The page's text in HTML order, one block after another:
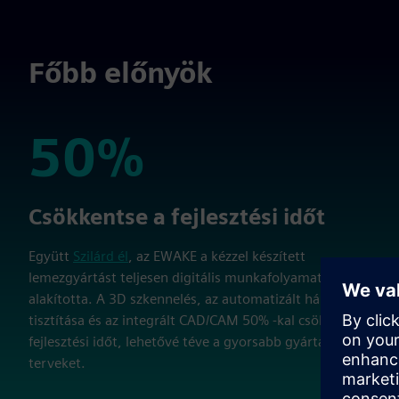
Főbb előnyök
50%
50%
Csökkentse a fejlesztési időt
Együtt Szilárd él , az EWAKE a kézzel készített
lemezgyártást teljesen digitális munkafolyamatmá
alakította. A 3D szkennelés, az automatizált háló
tisztítása és az integrált CAD/CAM 50% -kal csökkentette a
fejlesztési időt, lehetővé téve a gyorsabb gyártásra kész
terveket.